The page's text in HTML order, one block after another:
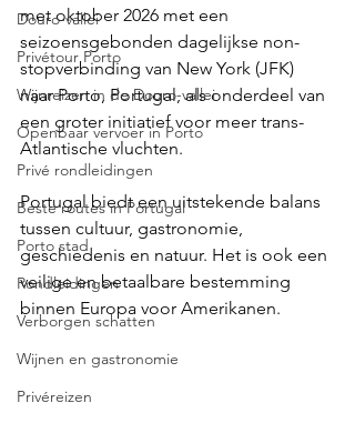
Douro-vallei
Privétour Porto
Wijnreizen in de Douro-vallei
Openbaar vervoer in Porto
Privé rondleidingen
Beste routes in Portugal
Porto stad
Rondleidingen
Verborgen schatten
Wijnen en gastronomie
Privéreizen
met oktober 2026 met een
seizoensgebonden dagelijkse non-
stopverbinding van New York (JFK)
naar Porto, Portugal, als onderdeel van
een groter initiatief voor meer trans-
Atlantische vluchten.
Portugal biedt een uitstekende balans
tussen cultuur, gastronomie,
geschiedenis en natuur. Het is ook een
veilige en betaalbare bestemming
binnen Europa voor Amerikanen.